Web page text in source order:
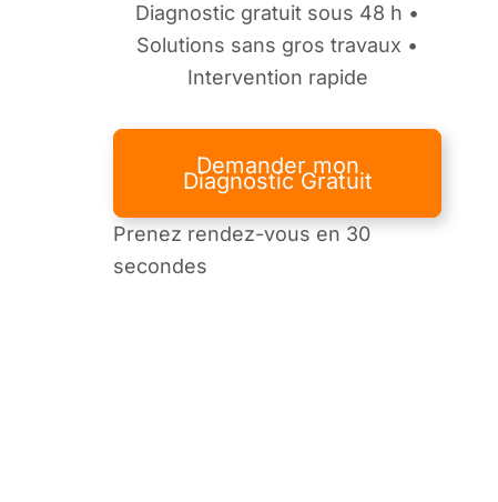
Diagnostic gratuit sous 48 h •
Solutions sans gros travaux •
Intervention rapide
Demander mon
Diagnostic Gratuit
Prenez rendez-vous en 30
secondes